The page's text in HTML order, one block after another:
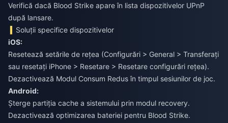
Verifică dacă Blood Strike apare în lista dispozitivelor UPnP
după lansare.
Soluții specifice dispozitivelor
iOS:
Resetează setările de rețea (Configurări > General > Transferați
sau resetați iPhone > Resetare > Resetare configurări rețea).
Dezactivează Modul Consum Redus în timpul sesiunilor de joc.
Android:
Șterge partiția cache a sistemului prin modul recovery.
Dezactivează optimizarea bateriei pentru Blood Strike.